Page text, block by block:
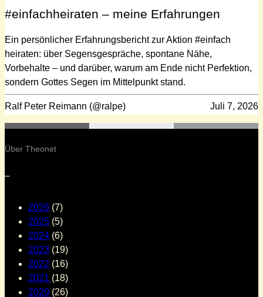
#einfachheiraten – meine Erfahrungen
Ein persönlicher Erfahrungsbericht zur Aktion #einfach
heiraten: über Segensgespräche, spontane Nähe,
Vorbehalte – und darüber, warum am Ende nicht Perfektion,
sondern Gottes Segen im Mittelpunkt stand.
Ralf Peter Reimann (@ralpe) Juli 7, 2026
Über Theonet
–
2026 (7)
2025 (5)
2024 (6)
2023 (19)
2022 (16)
2021 (18)
2020 (26)